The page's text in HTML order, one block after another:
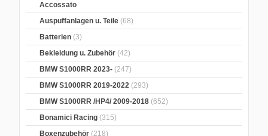
Accossato
Auspuffanlagen u. Teile (68)
Batterien (3)
Bekleidung u. Zubehör (42)
BMW S1000RR 2023- (247)
BMW S1000RR 2019-2022 (293)
BMW S1000RR /HP4/ 2009-2018 (652)
Bonamici Racing (315)
Boxenzubehör (218)